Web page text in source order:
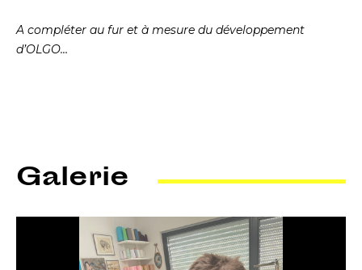
A compléter au fur et à mesure du développement
d’OLGO…
Galerie